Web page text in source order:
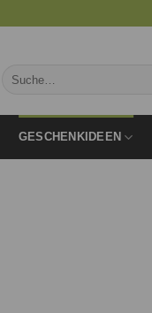
GESCHENKIDEEN